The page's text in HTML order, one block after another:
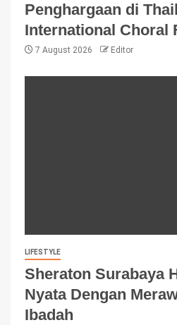
Penghargaan di
International Choral
7 August 2026 Editor
LIFESTYLE
Sheraton Surabaya
Nyata Dengan
Ibadah